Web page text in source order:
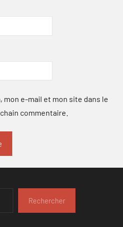
mon e-mail et mon site dans le
commentaire.
Rechercher